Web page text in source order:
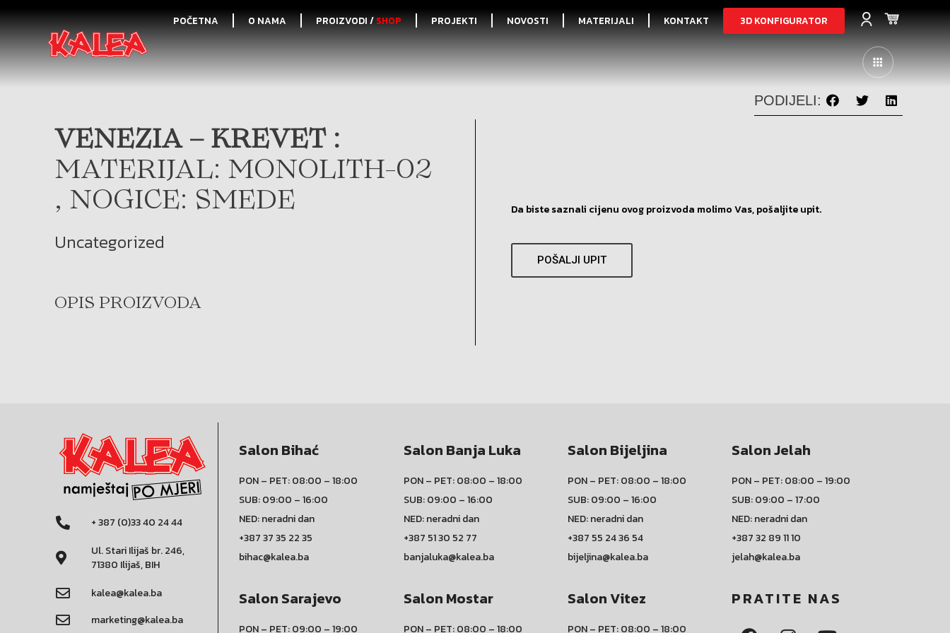
POČETNA O NAMA PROIZVODI /SHOP PROJEKTI NOVOSTI MATERIJALI KONTAKT 3D KONFIGURATOR
PODIJELI:
VENEZIA – KREVET :
MATERIJAL: MONOLITH-02
, NOGICE: SMEDE
Uncategorized
OPIS PROIZVODA
Da biste saznali cijenu ovog proizvoda molimo Vas, pošaljite upit.
POŠALJI UPIT
+ 387 (0)33 40 24 44
Ul. Stari Ilijaš br. 246,
71380 Ilijaš, BIH
kalea@kalea.ba
marketing@kalea.ba
Salon Bihać
PON – PET: 08:00 – 18:00
SUB: 09:00 – 16:00
NED: neradni dan
+387 37 35 22 35
bihac@kalea.ba
Salon Banja Luka
PON – PET: 08:00 – 18:00
SUB: 09:00 – 16:00
NED: neradni dan
+387 51 30 52 77
banjaluka@kalea.ba
Salon Bijeljina
PON – PET: 08:00 – 18:00
SUB: 09:00 – 16:00
NED: neradni dan
+387 55 24 36 54
bijeljina@kalea.ba
Salon Jelah
PON – PET: 08:00 – 19:00
SUB: 09:00 – 17:00
NED: neradni dan
+387 32 89 11 10
jelah@kalea.ba
Salon Sarajevo
PON – PET: 09:00 – 19:00
Salon Mostar
PON – PET: 08:00 – 18:00
Salon Vitez
PON – PET: 08:00 – 18:00
PRATITE NAS